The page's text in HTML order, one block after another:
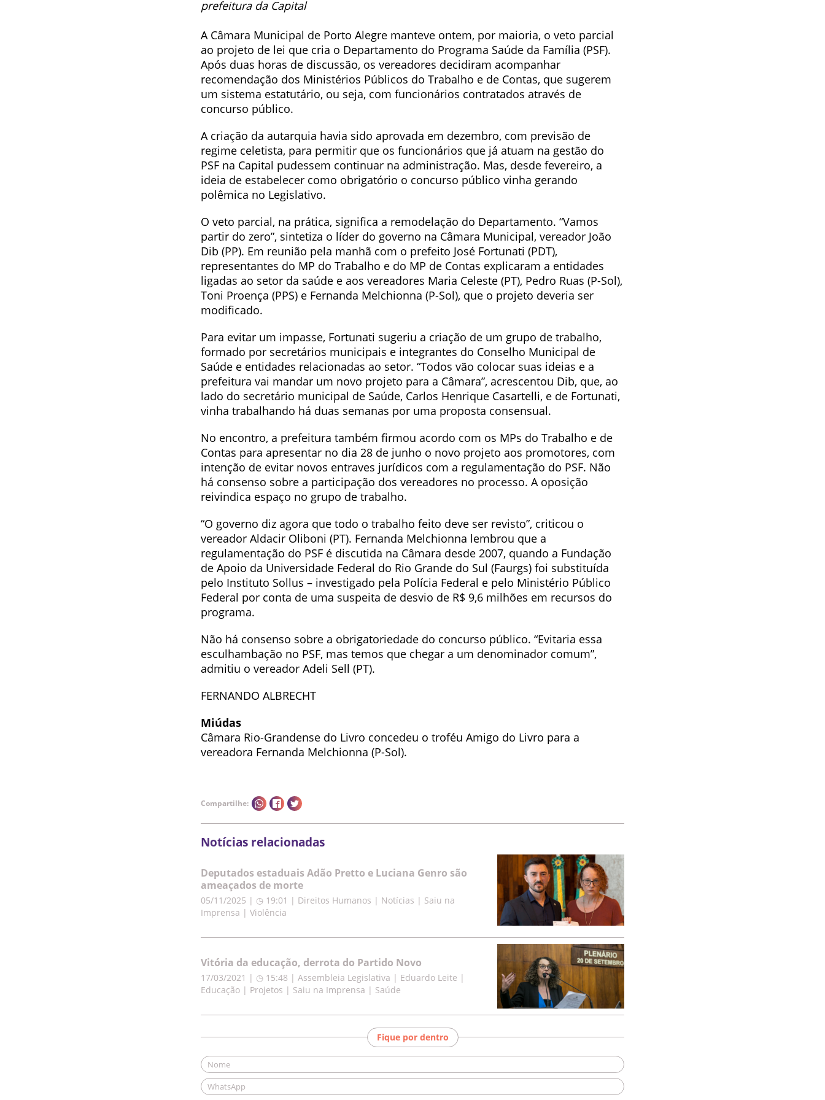
prefeitura da Capital
A Câmara Municipal de Porto Alegre manteve ontem, por maioria, o veto parcial
ao projeto de lei que cria o Departamento do Programa Saúde da Família (PSF).
Após duas horas de discussão, os vereadores decidiram acompanhar
recomendação dos Ministérios Públicos do Trabalho e de Contas, que sugerem
um sistema estatutário, ou seja, com funcionários contratados através de
concurso público.
A criação da autarquia havia sido aprovada em dezembro, com previsão de
regime celetista, para permitir que os funcionários que já atuam na gestão do
PSF na Capital pudessem continuar na administração. Mas, desde fevereiro, a
ideia de estabelecer como obrigatório o concurso público vinha gerando
polêmica no Legislativo.
O veto parcial, na prática, significa a remodelação do Departamento. “Vamos
partir do zero”, sintetiza o líder do governo na Câmara Municipal, vereador João
Dib (PP). Em reunião pela manhã com o prefeito José Fortunati (PDT),
representantes do MP do Trabalho e do MP de Contas explicaram a entidades
ligadas ao setor da saúde e aos vereadores Maria Celeste (PT), Pedro Ruas (P-Sol),
Toni Proença (PPS) e Fernanda Melchionna (P-Sol), que o projeto deveria ser
modificado.
Para evitar um impasse, Fortunati sugeriu a criação de um grupo de trabalho,
formado por secretários municipais e integrantes do Conselho Municipal de
Saúde e entidades relacionadas ao setor. “Todos vão colocar suas ideias e a
prefeitura vai mandar um novo projeto para a Câmara”, acrescentou Dib, que, ao
lado do secretário municipal de Saúde, Carlos Henrique Casartelli, e de Fortunati,
vinha trabalhando há duas semanas por uma proposta consensual.
No encontro, a prefeitura também firmou acordo com os MPs do Trabalho e de
Contas para apresentar no dia 28 de junho o novo projeto aos promotores, com
intenção de evitar novos entraves jurídicos com a regulamentação do PSF. Não
há consenso sobre a participação dos vereadores no processo. A oposição
reivindica espaço no grupo de trabalho.
“O governo diz agora que todo o trabalho feito deve ser revisto”, criticou o
vereador Aldacir Oliboni (PT). Fernanda Melchionna lembrou que a
regulamentação do PSF é discutida na Câmara desde 2007, quando a Fundação
de Apoio da Universidade Federal do Rio Grande do Sul (Faurgs) foi substituída
pelo Instituto Sollus – investigado pela Polícia Federal e pelo Ministério Público
Federal por conta de uma suspeita de desvio de R$ 9,6 milhões em recursos do
programa.
Não há consenso sobre a obrigatoriedade do concurso público. “Evitaria essa
esculhambação no PSF, mas temos que chegar a um denominador comum”,
admitiu o vereador Adeli Sell (PT).
FERNANDO ALBRECHT
Miúdas
Câmara Rio-Grandense do Livro concedeu o troféu Amigo do Livro para a
vereadora Fernanda Melchionna (P-Sol).
Compartilhe:
Notícias relacionadas
Deputados estaduais Adão Pretto e Luciana Genro são
ameaçados de morte
05/11/2025 | ◷ 19:01 | Direitos Humanos | Notícias | Saiu na
Imprensa | Violência
Vitória da educação, derrota do Partido Novo
17/03/2021 | ◷ 15:48 | Assembleia Legislativa | Eduardo Leite |
Educação | Projetos | Saiu na Imprensa | Saúde
Fique por dentro